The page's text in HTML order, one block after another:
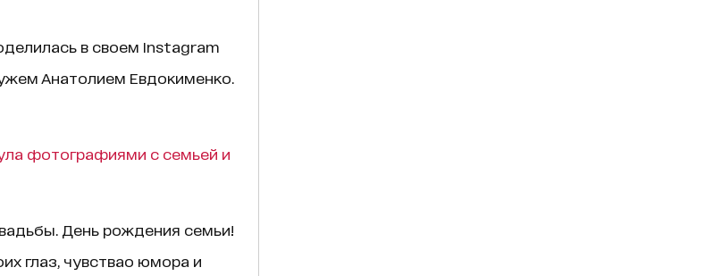
в своем Instagram
Анатолием Евдокименко.
фотографиями с семьей и
День рождения семьи!
глаз, чувствао юмора и